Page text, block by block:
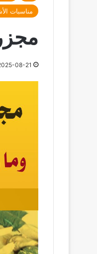
مناسبات
08-21